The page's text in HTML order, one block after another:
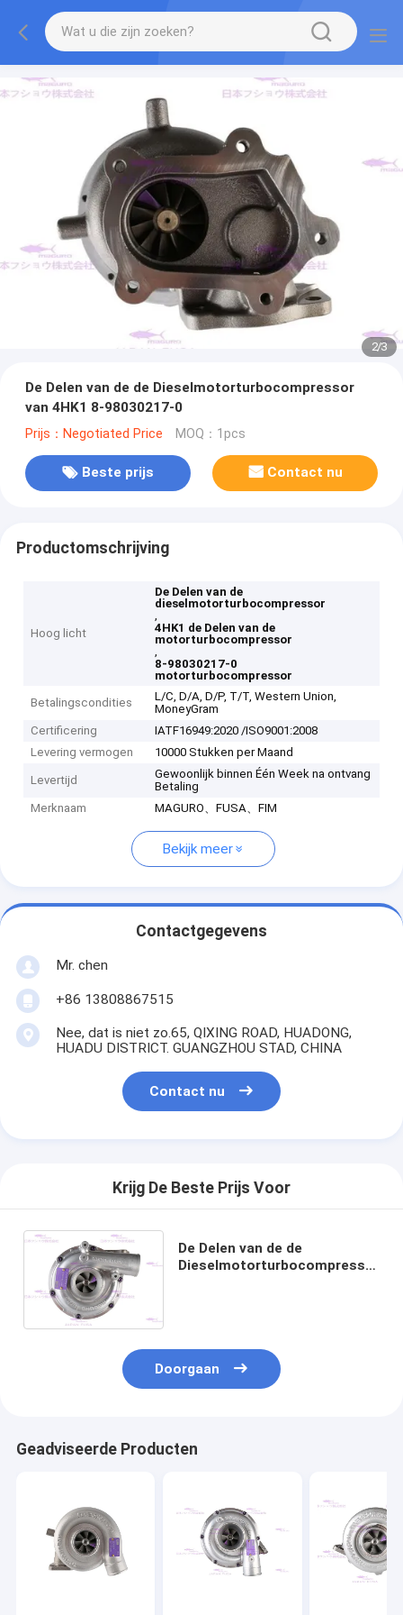
2/3
De Delen van de de Dieselmotorturbocompressor
van 4HK1 8-98030217-0
Prijs：Negotiated Price MOQ：1pcs
Beste prijs Contact nu
Productomschrijving
Hoog licht
De Delen van de
dieselmotorturbocompressor
,
4HK1 de Delen van de
motorturbocompressor
,
8-98030217-0
motorturbocompressor
Betalingscondities
L/C, D/A, D/P, T/T, Western Union,
MoneyGram
Certificering
IATF16949:2020 /ISO9001:2008
Levering vermogen
10000 Stukken per Maand
Levertijd
Gewoonlijk binnen Één Week na ontvang
Betaling
Merknaam
MAGURO、FUSA、FIM
Bekijk meer
Contactgegevens
Mr. chen
+86 13808867515
Nee, dat is niet zo.65, QIXING ROAD, HUADONG,
HUADU DISTRICT. GUANGZHOU STAD, CHINA
Contact nu
Krijg De Beste Prijs Voor
De Delen van de de
Dieselmotorturbocompressor
Doorgaan
Geadviseerde Producten